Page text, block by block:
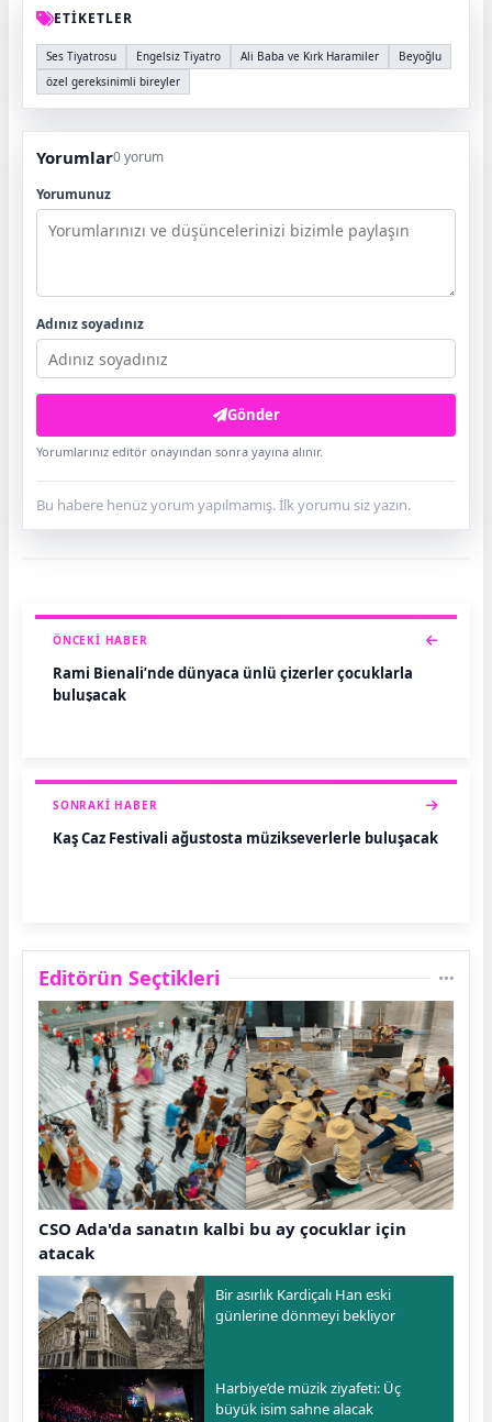
ETİKETLER
Ses Tiyatrosu Engelsiz Tiyatro Ali Baba ve Kırk Haramiler
Beyoğlu
özel gereksinimli bireyler
Yorumlar0 yorum
Yorumunuz
Adınız soyadınız
Gönder
Yorumlarınız editör onayından sonra yayına alınır.
Bu habere henüz yorum yapılmamış. İlk yorumu siz yazın.
ÖNCEKI HABER
Rami Bienali’nde dünyaca ünlü çizerler çocuklarla
buluşacak
SONRAKI HABER
Kaş Caz Festivali ağustosta müzikseverlerle buluşacak
Editörün Seçtikleri
CSO Ada'da sanatın kalbi bu ay çocuklar için
atacak
Bir asırlık Kardiçalı Han eski
günlerine dönmeyi bekliyor
Harbiye’de müzik ziyafeti: Üç
büyük isim sahne alacak